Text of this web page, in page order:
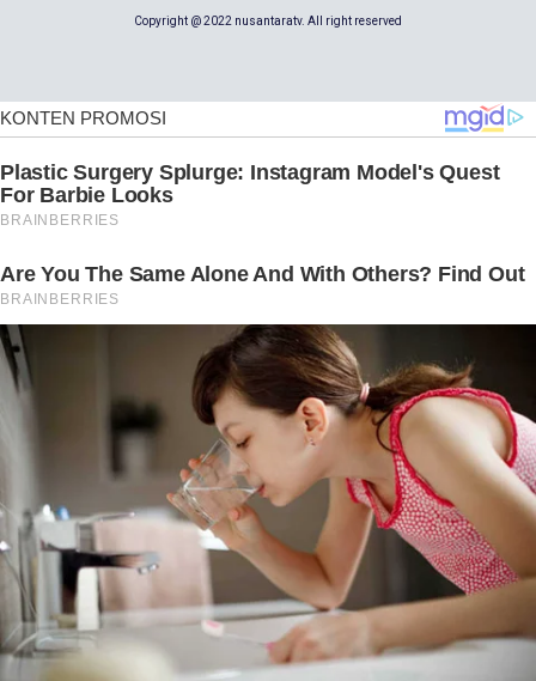
Copyright @ 2022 nusantaratv. All right reserved